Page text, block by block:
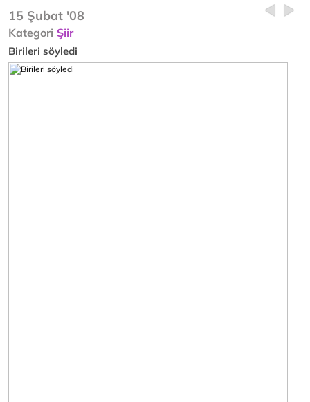
15 Şubat '08
Kategori Şiir
Birileri söyledi